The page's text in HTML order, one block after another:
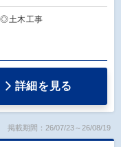
土木工事
詳細を見る
掲載期間：26/07/23～26/08/19